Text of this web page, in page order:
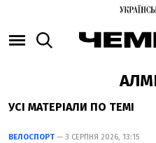
УСІ МАТЕРІАЛИ ПО ТЕМІ
ВЕЛОСПОРТ — 3 СЕРПНЯ 2026, 13:15